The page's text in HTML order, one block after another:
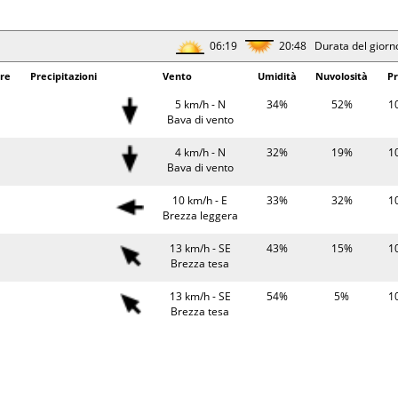
06:21 20:45 Durata del
Precipitazioni Umidità
8 km/h - N
Brezza leggera
81%
6 km/h - N
Bava di vento
80%
8 km/h - NE
47%
8 km/h - E
61%
06:22 20:43 Durata del
06:19 20:48 Durata del
Precipitazioni Vento Umidità Nuvolosità
5 km/h - N
Bava di vento
34% 52%
4 km/h - N
Bava di vento
32% 19%
10 km/h - E
Brezza leggera
33% 32%
13 km/h - SE
Brezza tesa
43% 15%
13 km/h - SE
Brezza tesa
54% 5%